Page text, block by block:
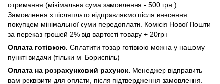
отримання (мінімальна сума замовлення - 500 грн.).
Замовлення з післяплато відправляємо після внесення
покупцем мінімальної суми передоплати. Комісія Нової Пошти
за переказ грошей 2% від вартості товару + 20грн
Оплата готівкою. Сплатити товар готівкою можна у нашому
пункті видачи (тільки м. Бориспіль)
Оплата на розрахунковий рахунок. Менеджер відправить
вам реквізити для оплати, після підтвердження замовлення.